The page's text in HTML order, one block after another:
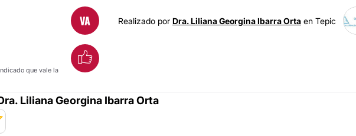
VA Realizado por Dra. Liliana Georgina Ibarra Orta en Tepic
que vale la
Liliana Georgina Ibarra Orta